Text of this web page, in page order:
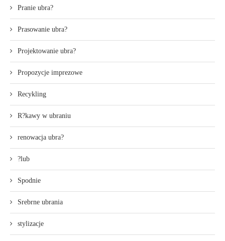
Pranie ubra?
Prasowanie ubra?
Projektowanie ubra?
Propozycje imprezowe
Recykling
R?kawy w ubraniu
renowacja ubra?
?lub
Spodnie
Srebrne ubrania
stylizacje